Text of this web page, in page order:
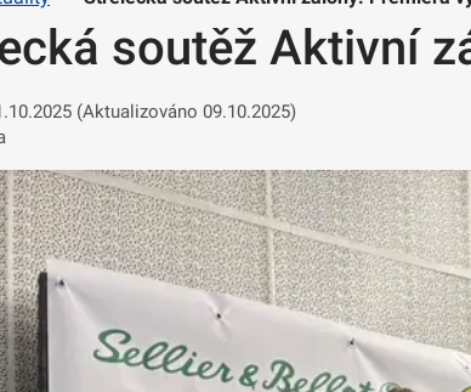
soutěž Aktivní
(Aktualizováno 09.10.2025)